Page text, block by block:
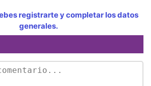
registrarte y completar los datos
generales.